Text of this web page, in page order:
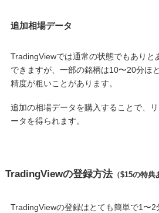
追加相場データ
TradingViewでは通常の状態でもありと
できますが、一部の銘柄は10〜20分ほ
精度が粗いことがあります。
追加の相場データを購入することで、
ータを得られます。
TradingViewの登録方法（$15の特典
TradingViewの登録はとても簡単で1〜2